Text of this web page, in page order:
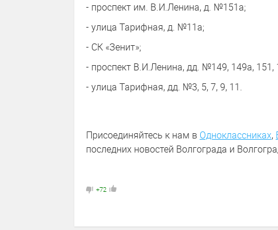
- проспект им. В.И.Ленина, д. №151а;
- улица Тарифная, д. №11а;
- СК «Зенит»;
- проспект В.И.Ленина, дд. №149, 149а, 151,
- улица Тарифная, дд. №3, 5, 7, 9, 11.
Присоединяйтесь к нам в Одноклассниках,
последних новостей Волгограда и
+72